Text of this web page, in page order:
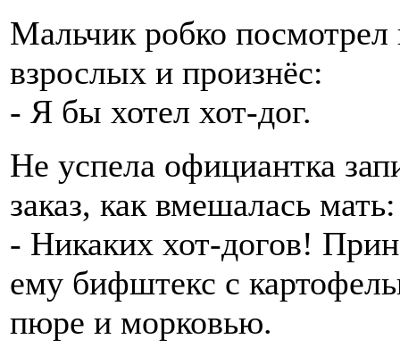
Мальчик робко посмотрел
взрослых и произнёс:
- Я бы хотел хот-дог.
Не успела официантка
заказ, как вмешалась мать:
- Никаких хот-догов!
ему бифштекс с
пюре и морковью.